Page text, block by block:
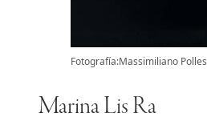
Fotografía:Massimiliano Polles
Marina Lis Ra